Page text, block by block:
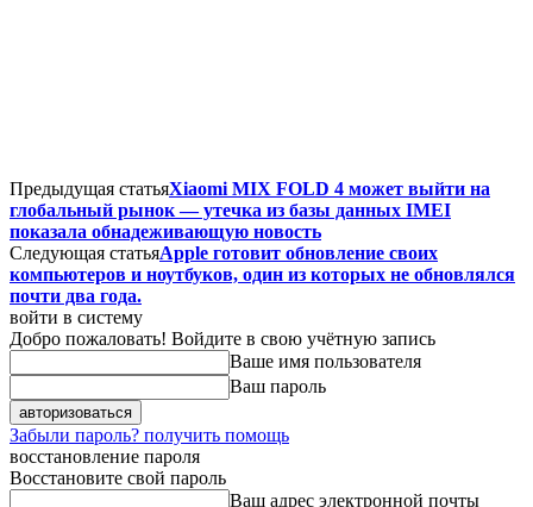
Предыдущая статьяXiaomi MIX FOLD 4 может выйти на
глобальный рынок — утечка из базы данных IMEI
показала обнадеживающую новость
Следующая статьяApple готовит обновление своих
компьютеров и ноутбуков, один из которых не обновлялся
почти два года.
войти в систему
Добро пожаловать! Войдите в свою учётную запись
Ваше имя пользователя
Ваш пароль
Забыли пароль? получить помощь
восстановление пароля
Восстановите свой пароль
Ваш адрес электронной почты